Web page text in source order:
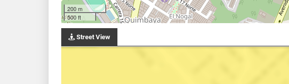
200 m
500 ft
Street View